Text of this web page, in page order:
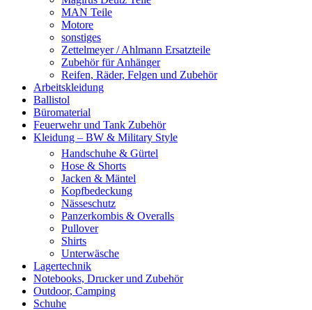
MAN Teile
Motore
sonstiges
Zettelmeyer / Ahlmann Ersatzteile
Zubehör für Anhänger
Reifen, Räder, Felgen und Zubehör
Arbeitskleidung
Ballistol
Büromaterial
Feuerwehr und Tank Zubehör
Kleidung – BW & Military Style
Handschuhe & Gürtel
Hose & Shorts
Jacken & Mäntel
Kopfbedeckung
Nässeschutz
Panzerkombis & Overalls
Pullover
Shirts
Unterwäsche
Lagertechnik
Notebooks, Drucker und Zubehör
Outdoor, Camping
Schuhe